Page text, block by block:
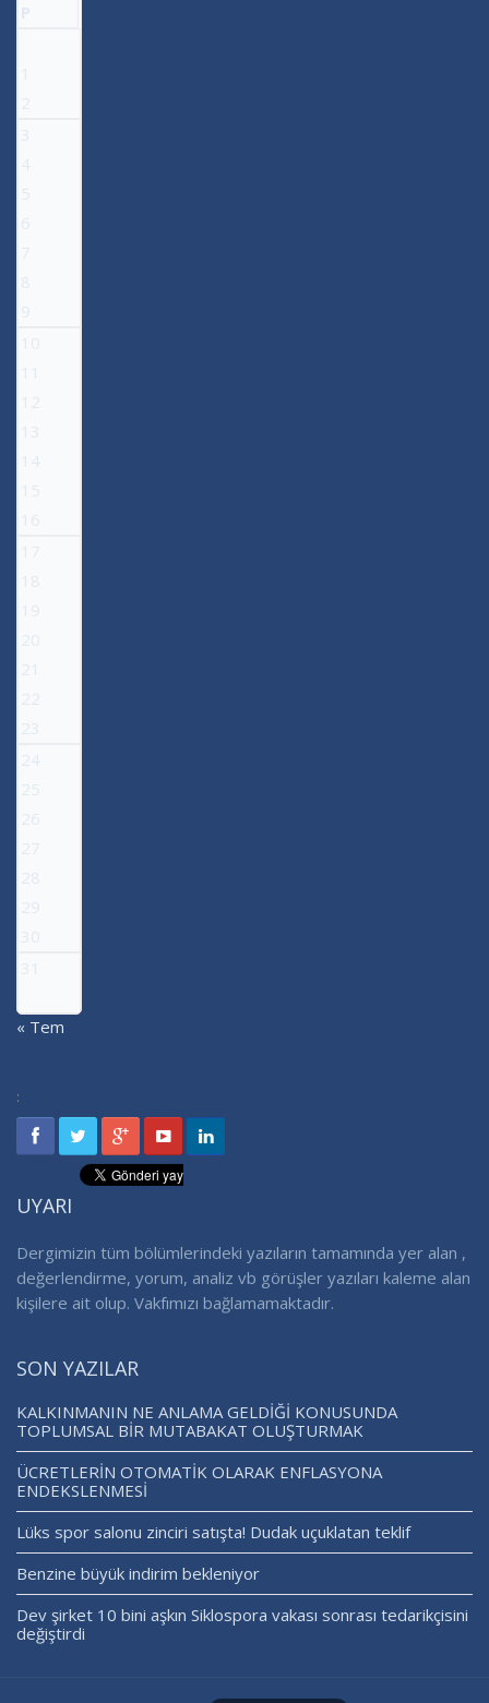
P
1
2
3
4
5
6
7
8
9
10
11
12
13
14
15
16
17
18
19
20
21
22
23
24
25
26
27
28
29
30
31
« Tem
:
UYARI
Dergimizin tüm bölümlerindeki yazıların tamamında yer alan ,
değerlendirme, yorum, analiz vb görüşler yazıları kaleme alan
kişilere ait olup. Vakfımızı bağlamamaktadır.
SON YAZILAR
KALKINMANIN NE ANLAMA GELDİĞİ KONUSUNDA
TOPLUMSAL BİR MUTABAKAT OLUŞTURMAK
ÜCRETLERİN OTOMATİK OLARAK ENFLASYONA
ENDEKSLENMESİ
Lüks spor salonu zinciri satışta! Dudak uçuklatan teklif
Benzine büyük indirim bekleniyor
Dev şirket 10 bini aşkın Siklospora vakası sonrası tedarikçisini
değiştirdi